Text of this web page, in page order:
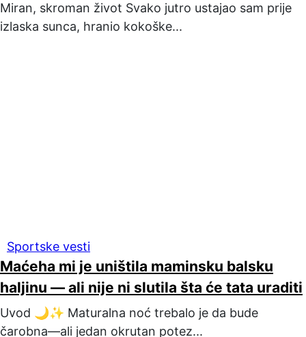
Miran, skroman život Svako jutro ustajao sam prije
izlaska sunca, hranio kokoške...
Sportske vesti
Maćeha mi je uništila maminsku balsku
haljinu — ali nije ni slutila šta će tata uraditi
Uvod 🌙✨ Maturalna noć trebalo je da bude
čarobna—ali jedan okrutan potez...